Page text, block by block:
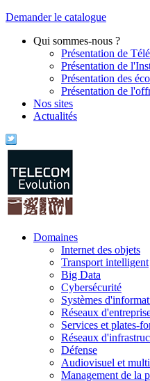
Demander le catalogue
Qui sommes-nous ?
Présentation de
Présentation de
Présentation des
Présentation de
Nos sites
Actualités
Domaines
Internet des objets
Transport intelligent
Big Data
Cybersécurité
Systèmes
Réseaux
Services et plates-
Réseaux
Défense
Audiovisuel et
Management de la